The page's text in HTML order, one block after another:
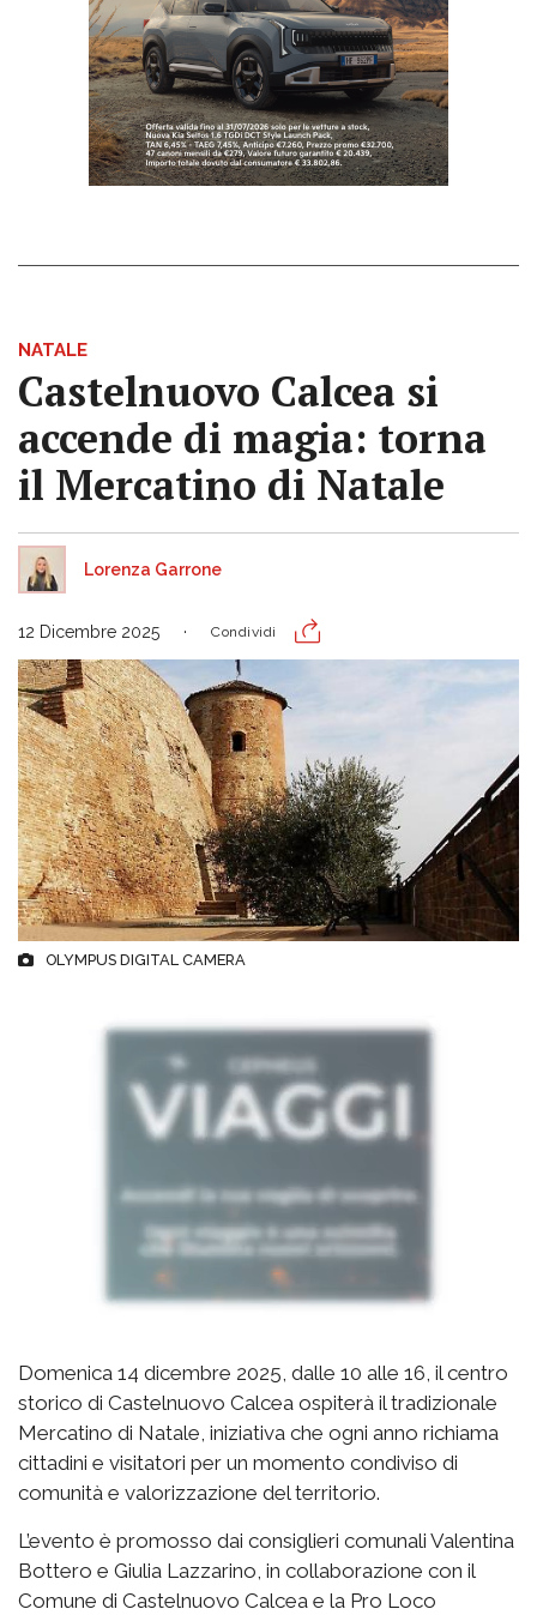
NATALE
Castelnuovo Calcea si
accende di magia: torna
il Mercatino di Natale
Lorenza Garrone
12 Dicembre 2025 Condividi
OLYMPUS DIGITAL CAMERA
Domenica 14 dicembre 2025, dalle 10 alle 16, il centro
storico di Castelnuovo Calcea ospiterà il tradizionale
Mercatino di Natale, iniziativa che ogni anno richiama
cittadini e visitatori per un momento condiviso di
comunità e valorizzazione del territorio.
L’evento è promosso dai consiglieri comunali Valentina
Bottero e Giulia Lazzarino, in collaborazione con il
Comune di Castelnuovo Calcea e la Pro Loco